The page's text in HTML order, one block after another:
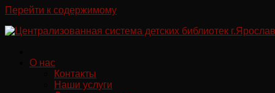
Перейти к содержимому
О нас
Контакты
Наши услуги